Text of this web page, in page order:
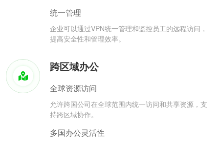
统一管理
企业可以通过VPN统一管理和监控员工的远程访问，
提高安全性和管理效率。
跨区域办公
全球资源访问
允许跨国公司在全球范围内统一访问和共享资源，支
持跨区域协作。
多国办公灵活性